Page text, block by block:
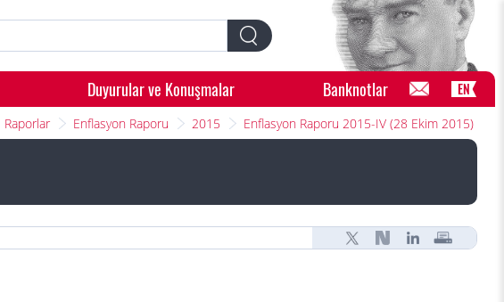
Duyurular ve Konuşmalar Banknotlar EN
Raporlar Enflasyon Raporu 2015 Enflasyon Raporu 2015-IV (28 Ekim 2015)